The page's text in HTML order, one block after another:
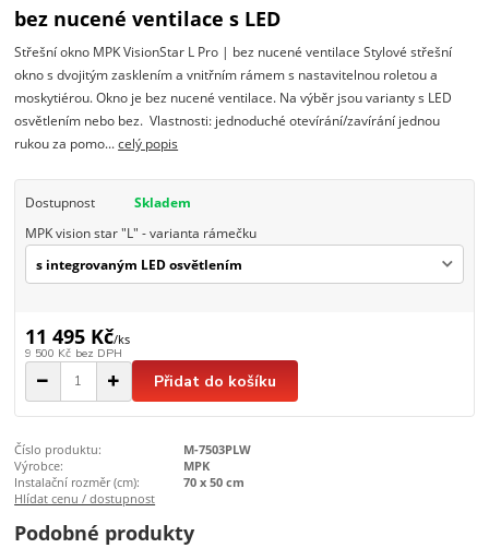
bez nucené ventilace s LED
Střešní okno MPK VisionStar L Pro | bez nucené ventilace Stylové střešní
okno s dvojitým zasklením a vnitřním rámem s nastavitelnou roletou a
moskytiérou. Okno je bez nucené ventilace. Na výběr jsou varianty s LED
osvětlením nebo bez. Vlastnosti: jednoduché otevírání/zavírání jednou
rukou za pomo...celý popis
Dostupnost
Skladem
MPK vision star "L" - varianta rámečku
11 495 Kč/ks
9 500 Kč bez DPH
Přidat do košíku
Číslo produktu:
M-7503PLW
Výrobce:
MPK
Instalační rozměr (cm):
70 x 50 cm
Hlídat cenu / dostupnost
Podobné produkty